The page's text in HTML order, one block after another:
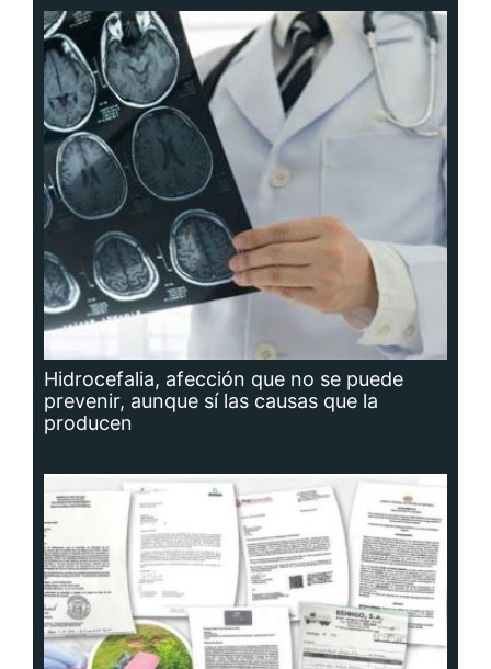
Hidrocefalia, afección que no se puede
prevenir, aunque sí las causas que la
producen